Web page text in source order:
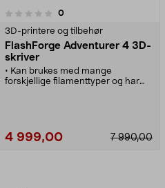
0anmeldelser
3D-printere og tilbehør
FlashForge Adventurer 4 3D-
skriver
• Kan brukes med mange
forskjellige filamenttyper og har
kameraovervåkning og 4,3"
touchskjerm.
7 990,00
4 999,00